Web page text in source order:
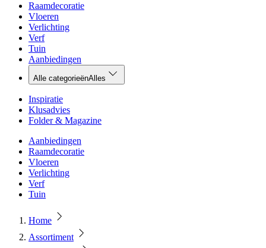
Raamdecoratie
Vloeren
Verlichting
Verf
Tuin
Aanbiedingen
Alle categorieënAlles
Inspiratie
Klusadvies
Folder & Magazine
Aanbiedingen
Raamdecoratie
Vloeren
Verlichting
Verf
Tuin
Home
Assortiment